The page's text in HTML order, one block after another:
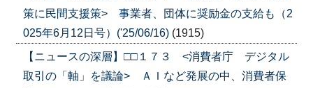
策に民間支援策> 事業者、団体に奨励金の支給も（2
025年6月12日号）('25/06/16) (1915)
【ニュースの深層】□□１７３ <消費者庁 デジタル
取引の「軸」を議論> ＡＩなど発展の中、消費者保